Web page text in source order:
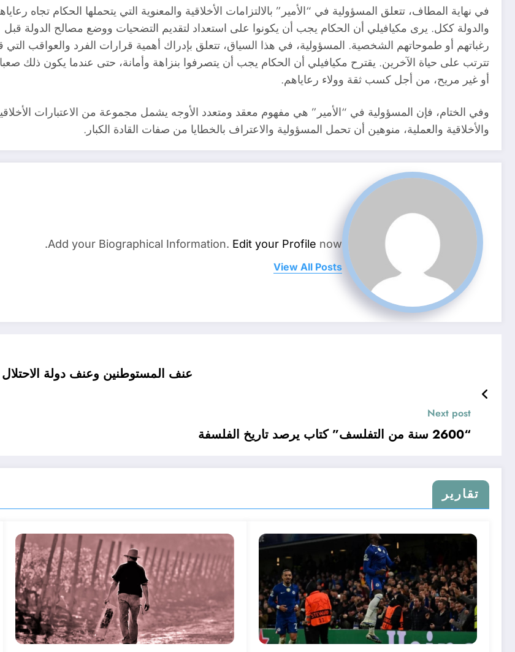
في نهاية المطاف، تتعلق المسؤولية في “الأمير” بالالتزامات الأخلاقية والمعنوية التي يتحملها الحكام تجاه
والدولة ككل. يرى مكيافيلي أن الحكام يجب أن يكونوا على استعداد لتقديم التضحيات ووضع مصالح الدولة قبل
رغباتهم أو طموحاتهم الشخصية. المسؤولية، في هذا السياق، تتعلق بإدراك أهمية قرارات الفرد والعواقب التي
تترتب على حياة الآخرين. يقترح مكيافيلي أن الحكام يجب أن يتصرفوا بنزاهة وأمانة، حتى عندما يكون ذلك صعبا
أو غير مريح، من أجل كسب ثقة وولاء رعاياهم.
وفي الختام، فإن المسؤولية في “الأمير” هي مفهوم معقد ومتعدد الأوجه يشمل مجموعة من الاعتبارات
والأخلاقية والعملية، منوهين أن تحمل المسؤولية والاعتراف بالخطايا من صفات القادة الكبار.
Add your Biographical Information. Edit your Profile now.
View All Posts
عنف المستوطنين وعنف دولة
Next post
“2600 سنة من التفلسف” كتاب يرصد تاريخ الفلسفة
تقارير